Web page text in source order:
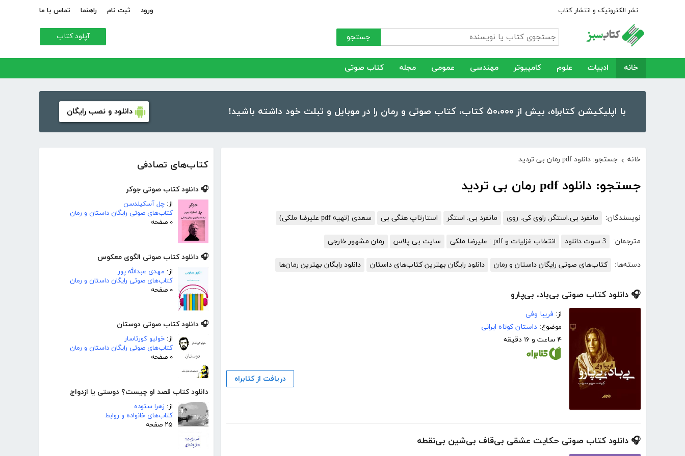
نشر الکترونیک و انتشار کتاب ورود ثبت نام راهنما تماس با ما
جستجو آپلود کتاب
خانه ادبیات علوم کامپیوتر مهندسی عمومی مجله کتاب صوتی
با اپلیکیشن کتابراه، بیش از ۵۰،۰۰۰ کتاب، کتاب صوتی و رمان را در موبایل و تبلت خود داشته باشید! دانلود و نصب رایگان
کتاب‌های تصادفی
🎧 دانلود کتاب صوتی جوکر
از: چل آسکیلدسن
کتاب‌های صوتی رایگان داستان و رمان
۰ صفحه
🎧 دانلود کتاب صوتی الگوی معکوس
از: مهدی عبدالله پور
کتاب‌های صوتی رایگان داستان و رمان
۰ صفحه
🎧 دانلود کتاب صوتی دوستان
از: خولیو کورتاسار
کتاب‌های صوتی رایگان داستان و رمان
۰ صفحه
دانلود کتاب قصد او چیست؟ دوستی یا ازدواج
از: زهرا ستوده
کتاب‌های خانواده و روابط
۲۵ صفحه
خانه › جستجو: دانلود pdf رمان بی تردید
جستجو: دانلود pdf رمان بی تردید
نویسندگان: مانفرد بی.استگر, راوی کی. روی مانفرد بی. استگر استارتاپ هنگی بی سعدی (تهیه pdf علیرضا ملکی)
مترجمان: 3 سوت دانلود انتخاب غزلیات و pdf : علیرضا ملکی سایت بی پلاس رمان مشهور خارجی
دسته‌ها: کتاب‌های صوتی رایگان داستان و رمان دانلود رایگان بهترین کتاب‌های داستان دانلود رایگان بهترین رمان‌ها
🎧 دانلود کتاب صوتی بی‌باد، بی‌پارو
از: فریبا وفی
موضوع: داستان کوتاه ایرانی
۴ ساعت و ۱۶ دقیقه
دریافت از کتابراه
🎧 دانلود کتاب صوتی حکایت عشقی بی‌قاف بی‌شین بی‌نقطه